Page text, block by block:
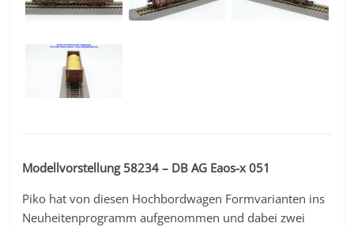
Modellvorstellung 58234 – DB AG Eaos-x 051
Piko hat von diesen Hochbordwagen Formvarianten ins
Neuheitenprogramm aufgenommen und dabei zwei